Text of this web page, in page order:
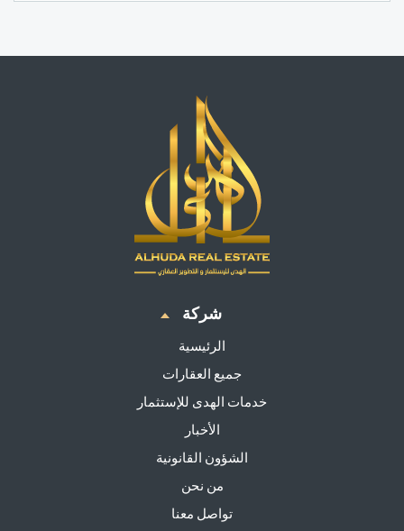
شركة
الرئيسية
جميع العقارات
خدمات الهدى للإستثمار
الأخبار
الشؤون القانونية
من نحن
تواصل معنا